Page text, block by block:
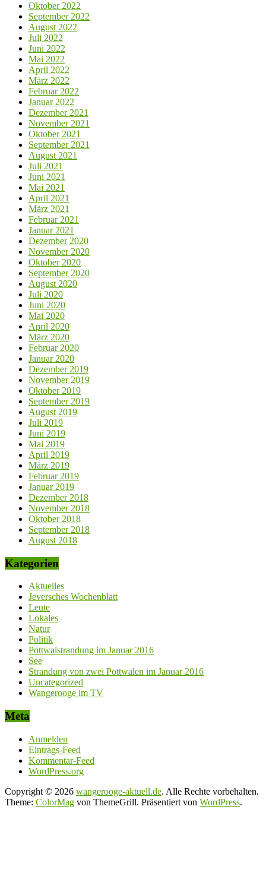
Oktober 2022
September 2022
August 2022
Juli 2022
Juni 2022
Mai 2022
April 2022
März 2022
Februar 2022
Januar 2022
Dezember 2021
November 2021
Oktober 2021
September 2021
August 2021
Juli 2021
Juni 2021
Mai 2021
April 2021
März 2021
Februar 2021
Januar 2021
Dezember 2020
November 2020
Oktober 2020
September 2020
August 2020
Juli 2020
Juni 2020
Mai 2020
April 2020
März 2020
Februar 2020
Januar 2020
Dezember 2019
November 2019
Oktober 2019
September 2019
August 2019
Juli 2019
Juni 2019
Mai 2019
April 2019
März 2019
Februar 2019
Januar 2019
Dezember 2018
November 2018
Oktober 2018
September 2018
August 2018
Kategorien
Aktuelles
Jeversches Wochenblatt
Leute
Lokales
Natur
Politik
Pottwalstrandung im Januar 2016
See
Strandung von zwei Pottwalen im Januar 2016
Uncategorized
Wangerooge im TV
Meta
Anmelden
Eintrags-Feed
Kommentar-Feed
WordPress.org
Copyright © 2026 wangerooge-aktuell.de. Alle Rechte vorbehalten.
Theme: ColorMag von ThemeGrill. Präsentiert von WordPress.